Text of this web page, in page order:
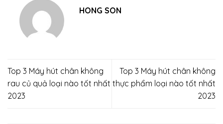
HONG SON
Top 3 Máy hút chân không
rau củ quả loại nào tốt nhất
2023
Top 3 Máy hút chân không
thực phẩm loại nào tốt nhất
2023